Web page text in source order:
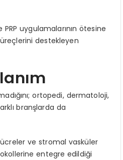
uygulamalarının ötesine
destekleyen
ortopedi, dermatoloji,
branşlarda da
ve stromal vasküler
entegre edildiği